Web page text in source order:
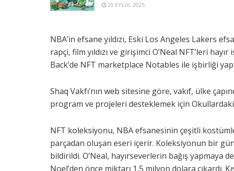
29 EYLÜL 2025
NBA’in efsane yıldızı, Eski Los Angeles Lakers
rapçi, film yıldızı ve girişimci O’Neal NFT’leri
Back’de NFT marketplace Notables ile işbirliği
Shaq Vakfı’nın web sitesine göre, vakıf, ülke
program ve projeleri desteklemek için
NFT koleksiyonu, NBA efsanesinin çeşitli
parçadan oluşan eseri içerir. Koleksiyonun bir
bildirildi. O’Neal, hayırseverlerin bağış yapmaya
Noel’den önce miktarı 1,5 milyon dolara